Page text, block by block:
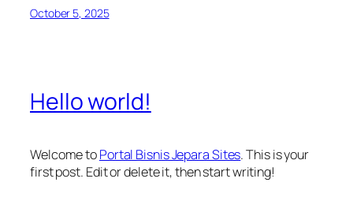
October 5, 2025
Hello world!
Welcome toPortal Bisnis Jepara Sites. This is your
first post. Edit or delete it, then start writing!